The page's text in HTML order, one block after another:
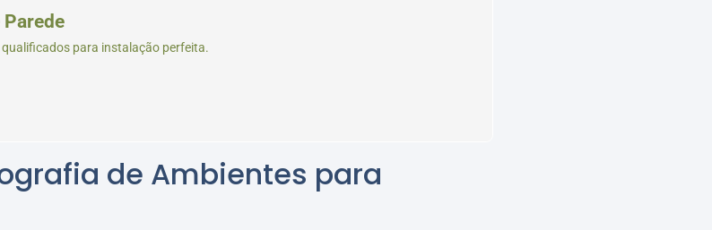
para instalação perfeita.
de Ambientes para